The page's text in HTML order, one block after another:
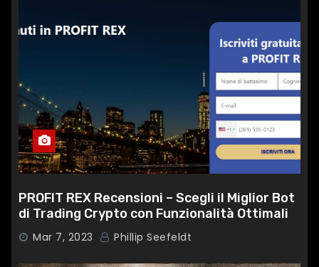
PROFIT REX Recensioni – Scegli il Miglior Bot
di Trading Crypto con Funzionalità Ottimali
Mar 7, 2023 Phillip Seefeldt